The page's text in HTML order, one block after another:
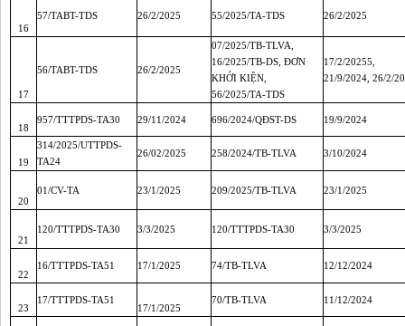
16
57/TABT-TDS 26/2/2025 55/2025/TA-TDS 26/2/2025
17
56/TABT-TDS 26/2/2025
07/2025/TB-TLVA,
16/2025/TB-DS, ĐƠN
KHỞI KIỆN,
56/2025/TA-TDS
17/2/20255,
21/9/2024, 26/2/
18
957/TTTPDS-TA30 29/11/2024 696/2024/QĐST-DS 19/9/2024
19
314/2025/UTTPDS-
TA24
26/02/2025 258/2024/TB-TLVA 3/10/2024
20
01/CV-TA 23/1/2025 209/2025/TB-TLVA 23/1/2025
21
120/TTTPDS-TA30 3/3/2025 120/TTTPDS-TA30 3/3/2025
22
16/TTTPDS-TA51 17/1/2025 74/TB-TLVA 12/12/2024
23
17/TTTPDS-TA51
17/1/2025
70/TB-TLVA 11/12/2024